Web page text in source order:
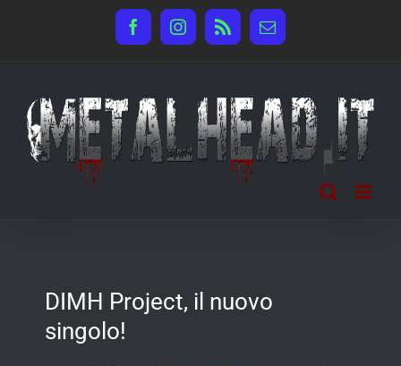
FacebookInstagram
Rss Email
DIMH Project, il nuovo
singolo!